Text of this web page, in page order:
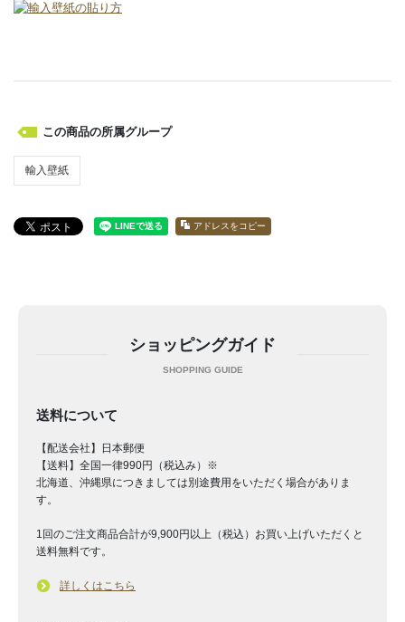
この商品の所属グループ
輸入壁紙
アドレスをコピー
ショッピングガイド
送料について
【配送会社】日本郵便
【送料】全国一律990円（税込み）※
北海道、沖縄県につきましては別途費用をいただく場合がありま
す。
1回のご注文商品合計が9,900円以上（税込）お買い上げいただくと
送料無料です。
詳しくはこちら